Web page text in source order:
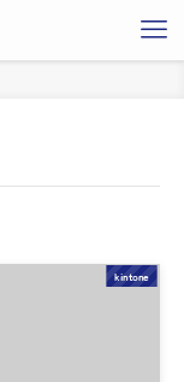
kintone